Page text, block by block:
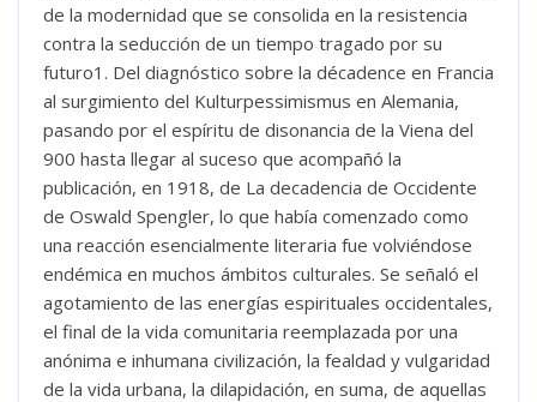
de la modernidad que se consolida en la resistencia
contra la seducción de un tiempo tragado por su
futuro1. Del diagnóstico sobre la décadence en Francia
al surgimiento del Kulturpessimismus en Alemania,
pasando por el espíritu de disonancia de la Viena del
900 hasta llegar al suceso que acompañó la
publicación, en 1918, de La decadencia de Occidente
de Oswald Spengler, lo que había comenzado como
una reacción esencialmente literaria fue volviéndose
endémica en muchos ámbitos culturales. Se señaló el
agotamiento de las energías espirituales occidentales,
el final de la vida comunitaria reemplazada por una
anónima e inhumana civilización, la fealdad y vulgaridad
de la vida urbana, la dilapidación, en suma, de aquellas